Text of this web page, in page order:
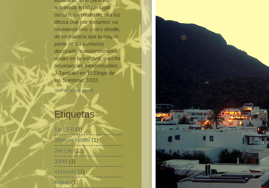
adivinada en algún lugar
oscuro, en medio de una luz
difusa que por instantes va
revelando uno u otro detalle,
de tal manera que la mayor
parte de su suntuoso
decorado, constantemente
oculto en la sombra, suscita
resonancias inexpresables.
J.Tanizaki en 'El Elogio de
las Sombras' 1933
Ver todo mi perfil
Etiquetas
1st LIFE (1)
25hours Hotels (1)
2on Life (12)
33/45 (1)
41zero42 (1)
Ailanto (1)